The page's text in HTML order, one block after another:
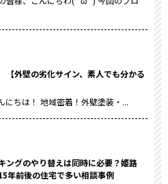
外壁の劣化サイン、素人でも分かる
ちは！ 地域密着！外壁塗装・...
ングのやり替えは同時に必要？姫路
年前後の住宅で多い相談事例